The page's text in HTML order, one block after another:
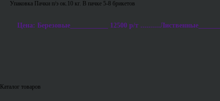
Упаковка Пачки п/э ок.10 кг. В пачке 5-8 брикетов
Цена: Березовые___________ 12500 р/т
Каталог товаров